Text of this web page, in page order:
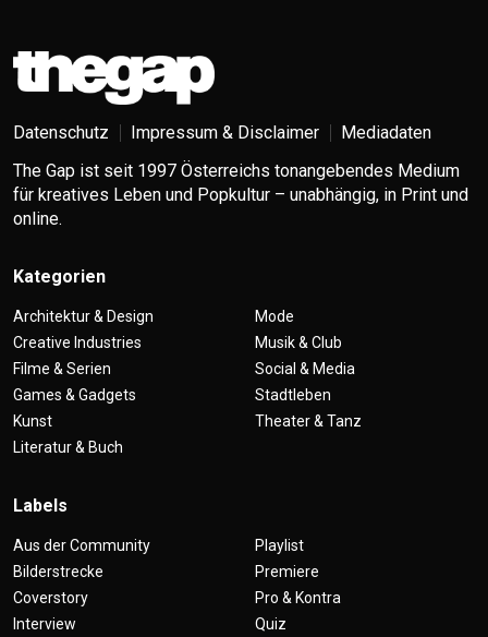
Datenschutz Impressum & Disclaimer
Mediadaten
The Gap ist seit 1997 Österreichs tonangebendes Medium
für kreatives Leben und Popkultur – unabhängig, in Print und
online.
Kategorien
Architektur & Design
Creative Industries
Filme & Serien
Games & Gadgets
Kunst
Literatur & Buch
Mode
Musik & Club
Social & Media
Stadtleben
Theater & Tanz
Labels
Aus der Community
Bilderstrecke
Coverstory
Interview
Playlist
Premiere
Pro & Kontra
Quiz